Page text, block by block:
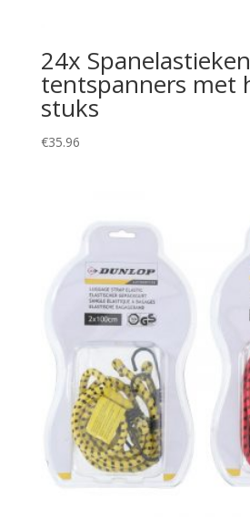
24x
tentspanners met
stuks
€35.96